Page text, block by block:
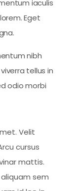
iaculis
Eget
nibh
tellus in
odio morbi
Velit
cursus
mattis.
sem